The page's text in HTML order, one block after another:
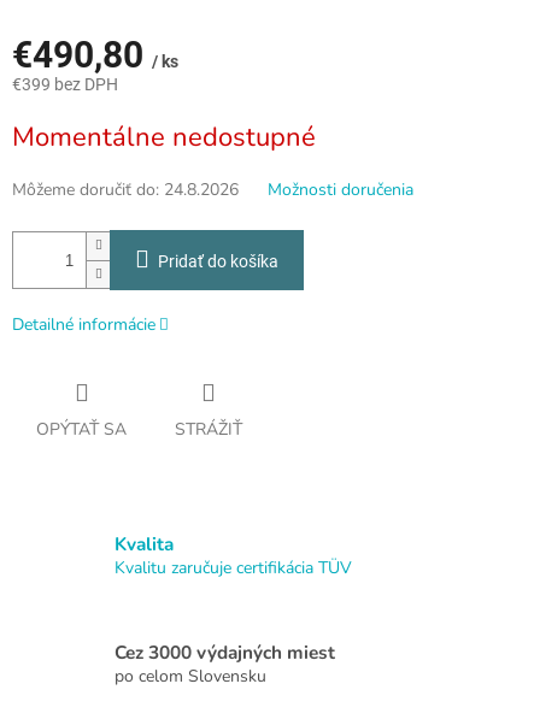
€490,80 / ks
€399 bez DPH
cena:
Momentálne nedostupné
Môžeme doručiť do: 24.8.2026 Možnosti doručenia
Pridať do košíka
Detailné informácie
OPÝTAŤ SA STRÁŽIŤ
Kvalita
Kvalitu zaručuje certifikácia TÜV
Cez 3000 výdajných miest
po celom Slovensku